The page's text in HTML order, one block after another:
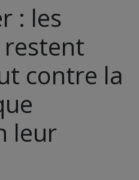
: les
contre la
leur